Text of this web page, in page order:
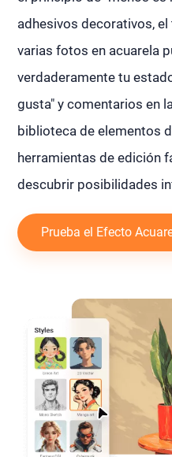
adhesivos decorativos,
varias fotos en acuarela
verdaderamente tu
gusta" y comentarios en
biblioteca de elementos
herramientas de edición
descubrir posibilidades
Prueba el Efecto